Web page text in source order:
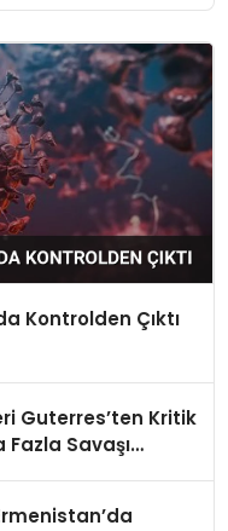
Kontrolden Çıktı
Guterres’ten Kritik
Fazla Savaşı